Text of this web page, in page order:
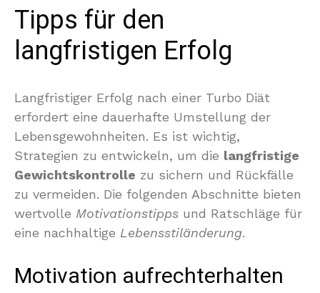
Tipps für den
langfristigen Erfolg
Langfristiger Erfolg nach einer Turbo Diät
erfordert eine dauerhafte Umstellung der
Lebensgewohnheiten. Es ist wichtig,
Strategien zu entwickeln, um die langfristige
Gewichtskontrolle zu sichern und Rückfälle
zu vermeiden. Die folgenden Abschnitte bieten
wertvolle Motivationstipps und Ratschläge für
eine nachhaltige Lebensstiländerung.
Motivation aufrechterhalten